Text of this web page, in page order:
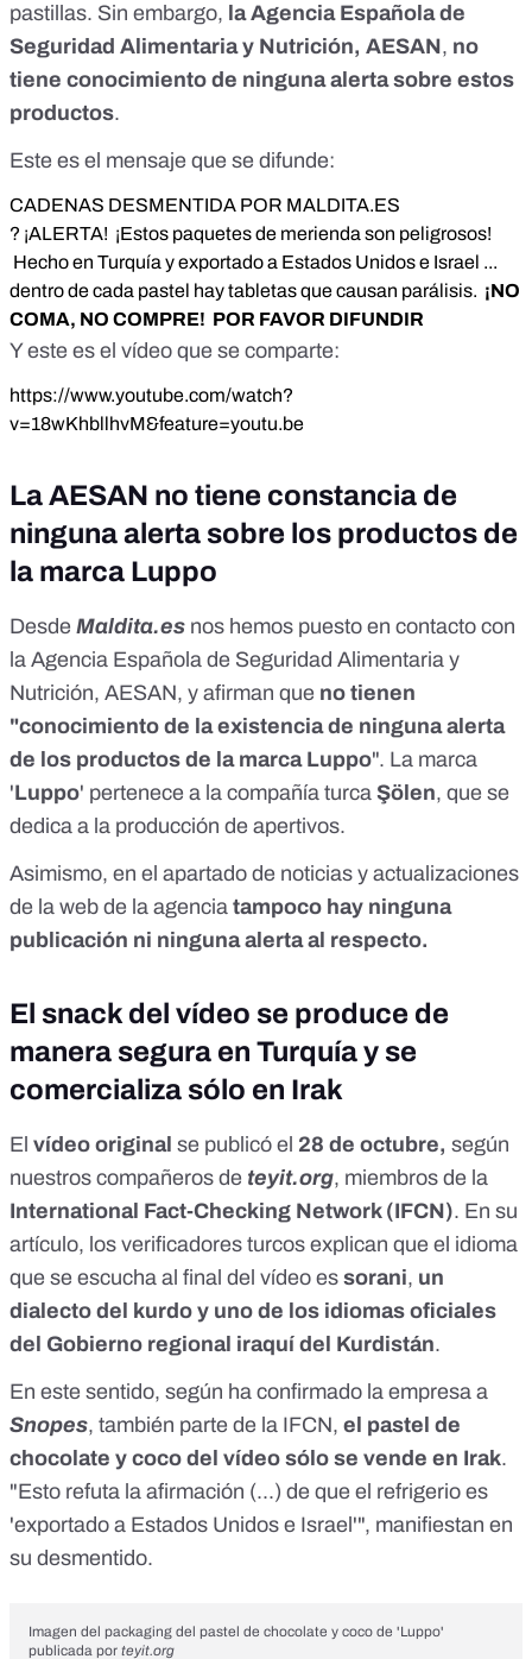
pastillas. Sin embargo, laAgencia Española de
Seguridad Alimentaria y Nutrición, AESAN, no
tiene conocimiento de ninguna alerta sobre estos
productos.
Este es el mensaje que se difunde:
CADENAS DESMENTIDA POR MALDITA.ES
? ¡ALERTA! ¡Estos paquetes de merienda son peligrosos!
Hecho en Turquía y exportado a Estados Unidos e Israel ...
dentro de cada pastel hay tabletas que causan parálisis. ¡NO
COMA, NO COMPRE! POR FAVOR DIFUNDIR
Y este es el vídeo que se comparte:
https://www.youtube.com/watch?
v=18wKhbllhvM&feature=youtu.be
La AESAN no tiene constancia de
ninguna alerta sobre los productos de
la marca Luppo
Desde Maldita.es nos hemos puesto en contacto con
la Agencia Española de Seguridad Alimentaria y
Nutrición, AESAN, y afirman que no tienen
"conocimiento de la existencia de ninguna alerta
de los productos de la marca Luppo". La marca
'Luppo' pertenece a la compañía turca Şölen, que se
dedica a la producción de apertivos.
Asimismo, en el apartado de noticias y actualizaciones
de la web de la agencia tampoco hay ninguna
publicación ni ninguna alerta al respecto.
El snack del vídeo se produce de
manera segura en Turquía y se
comercializa sólo en Irak
El vídeo original se publicó el 28 de octubre, según
nuestros compañeros de teyit.org, miembros de la
International Fact-Checking Network(IFCN). En su
artículo, los verificadores turcos explican que el idioma
que se escucha al final del vídeo es sorani, un
dialecto del kurdo y uno de los idiomas oficiales
del Gobierno regional iraquí del Kurdistán.
En este sentido, según ha confirmado la empresa a
Snopes, también parte de la IFCN, el pastel de
chocolate y coco del vídeo sólo se vende en Irak.
"Esto refuta la afirmación (...) de que el refrigerio es
'exportado a Estados Unidos e Israel'", manifiestan en
su desmentido.
Imagen del packaging del pastel de chocolate y coco de 'Luppo'
publicada por teyit.org